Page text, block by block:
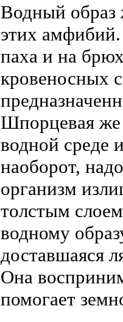
Водный образ
этих
паха и на
кровеносных
Шпорцевая же
водной среде
наоборот,
организм
толстым
водному
доставшаяся
Она
помогает